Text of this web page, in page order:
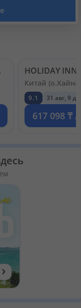
4*
Китай
9.1 31 авг, 9
617 098 ₸
›